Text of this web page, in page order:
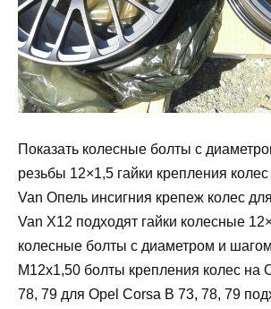
Показать колесные болты с
резьбы 12×1,5 гайки крепления
Van Опель инсигния крепеж колес
Van X12 подходят гайки колесные
колесные болты с диаметром и
М12х1,50 болты крепления колес на
78, 79 для Opel Corsa B 73, 78, 79